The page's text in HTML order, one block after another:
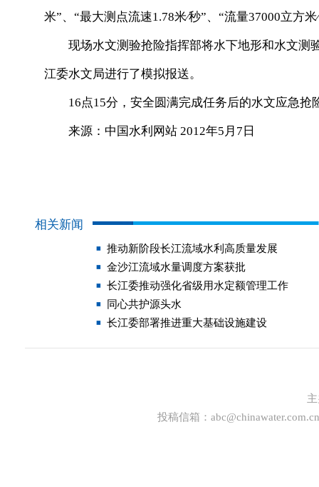
米”、“最大测点流速1.78米∕秒”、“流量37000立
现场水文测验抢险指挥部将水下地形和水文测
江委水文局进行了模拟报送。
16点15分，安全圆满完成任务后的水文应急抢
来源：中国水利网站 2012年5月7日
相关新闻
推动新阶段长江流域水利高质量发展
金沙江流域水量调度方案获批
长江委推动强化省级用水定额管理工作
同心共护源头水
长江委部署推进重大基础设施建设
投稿信箱： abc@chinawater.com.cn